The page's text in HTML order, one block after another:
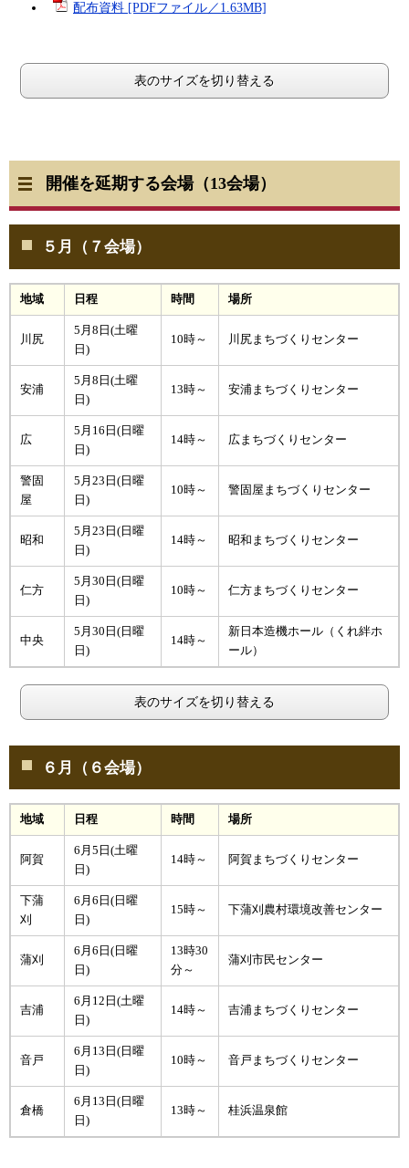
配布資料 [PDFファイル／1.63MB]
表のサイズを切り替える
地域 日程 時間 場所
開催を延期する会場（13会場）
５月（７会場）
川尻
5月8日(土曜
日)
10時～ 川尻まちづくりセンター
安浦
5月8日(土曜
日)
13時～ 安浦まちづくりセンター
広
5月16日(日曜
日)
14時～ 広まちづくりセンター
警固
屋
5月23日(日曜
日)
10時～ 警固屋まちづくりセンター
昭和
5月23日(日曜
日)
14時～ 昭和まちづくりセンター
仁方
5月30日(日曜
日)
10時～ 仁方まちづくりセンター
中央
5月30日(日曜
日)
14時～
新日本造機ホール（くれ絆ホ
ール）
表のサイズを切り替える
６月（６会場）
地域 日程 時間 場所
阿賀
6月5日(土曜
日)
14時～ 阿賀まちづくりセンター
下蒲
刈
6月6日(日曜
日)
15時～ 下蒲刈農村環境改善センター
蒲刈
6月6日(日曜
日)
13時30
分～
蒲刈市民センター
吉浦
6月12日(土曜
日)
14時～ 吉浦まちづくりセンター
音戸
6月13日(日曜
日)
10時～ 音戸まちづくりセンター
倉橋
6月13日(日曜
日)
13時～ 桂浜温泉館